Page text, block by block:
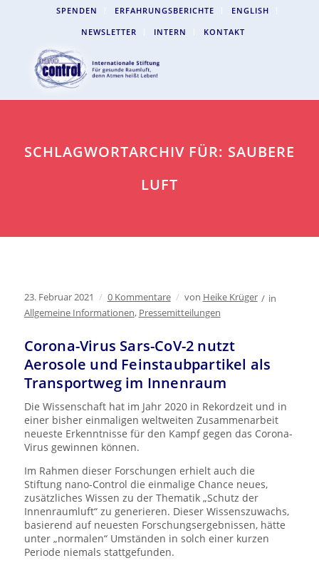
SPENDEN ERFAHRUNGSBERICHTE
ENGLISH
NEWSLETTER
INTERN KONTAKT
SCHLAGWORTARCHIV FÜR: SAUBERE
LUFT
23. Februar 2021 / 0 Kommentare / von Heike Krüger / in
Allgemeine Informationen, Pressemitteilungen
Corona-Virus Sars-CoV-2 nutzt
Aerosole und Feinstaubpartikel als
Transportweg im Innenraum
Die Wissenschaft hat im Jahr 2020 in Rekordzeit und in
einer bisher einmaligen weltweiten Zusammenarbeit
neueste Erkenntnisse für den Kampf gegen das Corona-
Virus gewinnen können.
Im Rahmen dieser Forschungen erhielt auch die
Stiftung nano-Control die einmalige Chance neues,
zusätzliches Wissen zu der Thematik „Schutz der
Innenraumluft“ zu generieren. Dieser Wissenszuwachs,
basierend auf neuesten Forschungsergebnissen, hätte
unter „normalen“ Umständen in solch einer kurzen
Periode niemals stattgefunden.